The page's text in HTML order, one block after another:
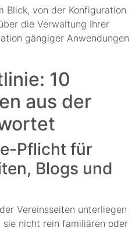
Blick, von der Konfiguration
die Verwaltung Ihrer
gängiger Anwendungen
10
aus der
Pflicht für
Blogs und
Vereinsseiten unterliegen
nicht rein familiären oder